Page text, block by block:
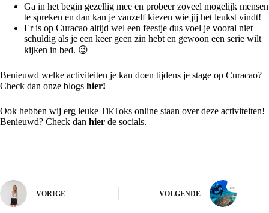
Ga in het begin gezellig mee en probeer zoveel mogelijk mensen
te spreken en dan kan je vanzelf kiezen wie jij het leukst vindt!
Er is op Curacao altijd wel een feestje dus voel je vooral niet
schuldig als je een keer geen zin hebt en gewoon een serie wilt
kijken in bed. 😉
Benieuwd welke activiteiten je kan doen tijdens je stage op Curacao?
Check dan onze blogs hier!
Ook hebben wij erg leuke TikToks online staan over deze activiteiten!
Benieuwd? Check dan hier de socials.
VORIGE VOLGENDE